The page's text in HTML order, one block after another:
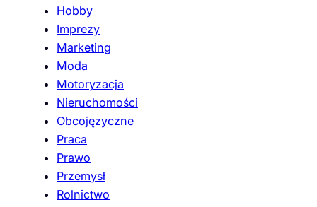
Hobby
Imprezy
Marketing
Moda
Motoryzacja
Nieruchomości
Obcojęzyczne
Praca
Prawo
Przemysł
Rolnictwo